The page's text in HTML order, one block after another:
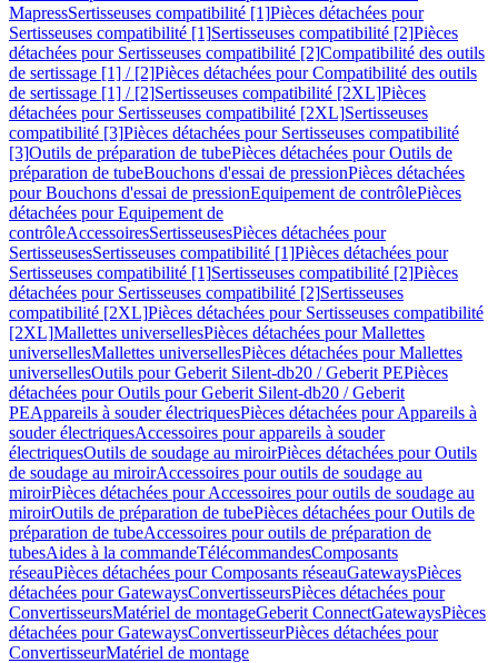
MapressSertisseuses compatibilité [1]Pièces détachées pour
Sertisseuses compatibilité [1]Sertisseuses compatibilité [2]Pièces
détachées pour Sertisseuses compatibilité [2]Compatibilité des outils
de sertissage [1] / [2]Pièces détachées pour Compatibilité des outils
de sertissage [1] / [2]Sertisseuses compatibilité [2XL]Pièces
détachées pour Sertisseuses compatibilité [2XL]Sertisseuses
compatibilité [3]Pièces détachées pour Sertisseuses compatibilité
[3]Outils de préparation de tubePièces détachées pour Outils de
préparation de tubeBouchons d'essai de pressionPièces détachées
pour Bouchons d'essai de pressionEquipement de contrôlePièces
détachées pour Equipement de
contrôleAccessoiresSertisseusesPièces détachées pour
SertisseusesSertisseuses compatibilité [1]Pièces détachées pour
Sertisseuses compatibilité [1]Sertisseuses compatibilité [2]Pièces
détachées pour Sertisseuses compatibilité [2]Sertisseuses
compatibilité [2XL]Pièces détachées pour Sertisseuses compatibilité
[2XL]Mallettes universellesPièces détachées pour Mallettes
universellesMallettes universellesPièces détachées pour Mallettes
universellesOutils pour Geberit Silent-db20 / Geberit PEPièces
détachées pour Outils pour Geberit Silent-db20 / Geberit
PEAppareils à souder électriquesPièces détachées pour Appareils à
souder électriquesAccessoires pour appareils à souder
électriquesOutils de soudage au miroirPièces détachées pour Outils
de soudage au miroirAccessoires pour outils de soudage au
miroirPièces détachées pour Accessoires pour outils de soudage au
miroirOutils de préparation de tubePièces détachées pour Outils de
préparation de tubeAccessoires pour outils de préparation de
tubesAides à la commandeTélécommandesComposants
réseauPièces détachées pour Composants réseauGatewaysPièces
détachées pour GatewaysConvertisseursPièces détachées pour
ConvertisseursMatériel de montageGeberit ConnectGatewaysPièces
détachées pour GatewaysConvertisseurPièces détachées pour
ConvertisseurMatériel de montage